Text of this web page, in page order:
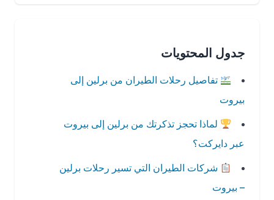
جدول المحتويات
تفاصيل رحلات الطيران من برلين إلى
لماذا تحجز تذكرتك من برلين إلى بيروت
عبر دايركت؟
شركات الطيران التي تسير رحلات برلين
– بيروت